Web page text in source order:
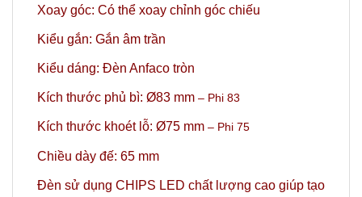
Xoay góc: Có thể xoay chỉnh góc chiếu
Kiểu gắn: Gắn âm trần
Kiểu dáng: Đèn Anfaco tròn
Kích thước phủ bì: Ø83 mm – Phi 83
Kích thước khoét lỗ: Ø75 mm – Phi 75
Chiều dày đế: 65 mm
Đèn sử dụng CHIPS LED chất lượng cao giúp tạo